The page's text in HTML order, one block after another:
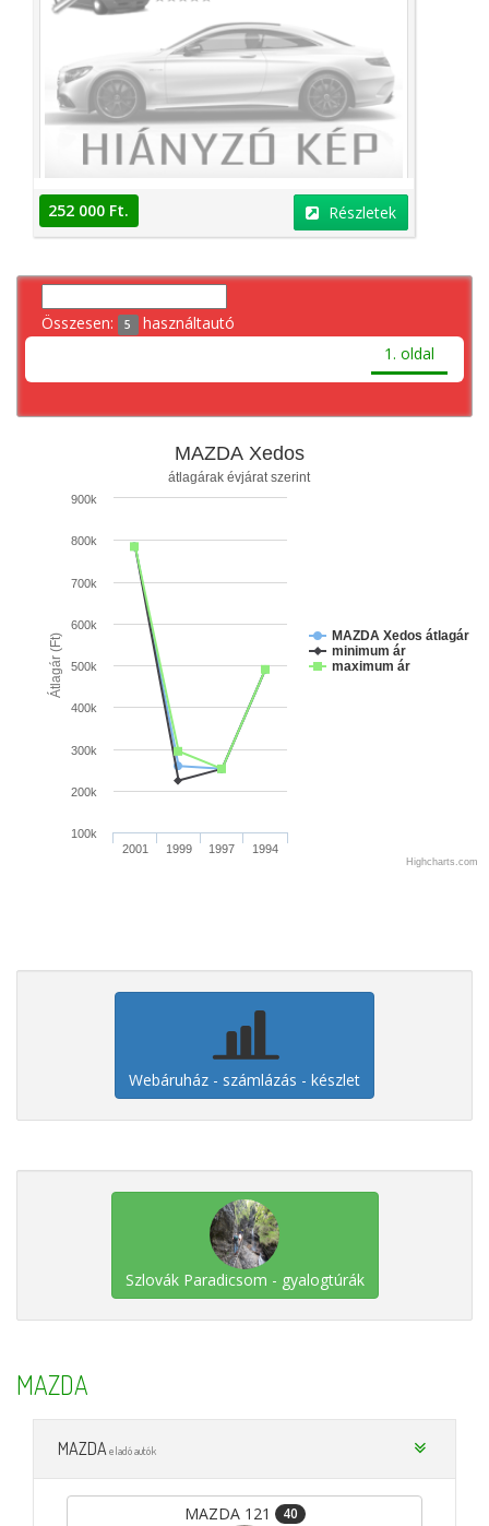
252 000 Ft. Részletek
Összesen: 5 használtautó
1. oldal
Átlagár (Ft)
MAZDA Xedos
átlagárak évjárat szerint
MAZDA Xedos átlagár
minimum ár
maximum ár
2001 1999 1997 1994
100k
200k
300k
400k
500k
600k
700k
800k
900k
Highcharts.com
Webáruház - számlázás - készlet
Szlovák Paradicsom - gyalogtúrák
MAZDA
MAZDAeladó autók
MAZDA 121 40